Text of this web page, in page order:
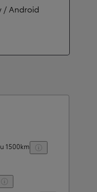
/ Android
1500km